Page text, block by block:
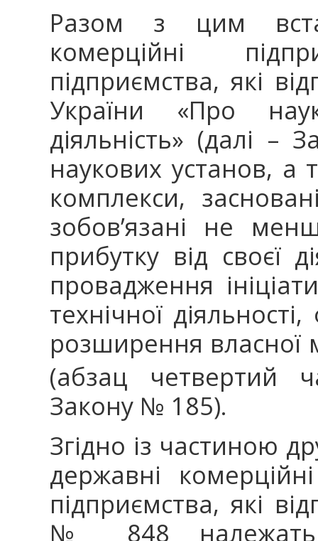
Разом з цим
комерційні
підприємства, які
України «Про
діяльність» (далі
наукових установ, а
комплекси,
зобов’язані не
прибутку від своєї
провадження
технічної
розширення власної
(абзац четвертий
Закону № 185).
Згідно із частиною
державні
підприємства, які
№ 848 належать